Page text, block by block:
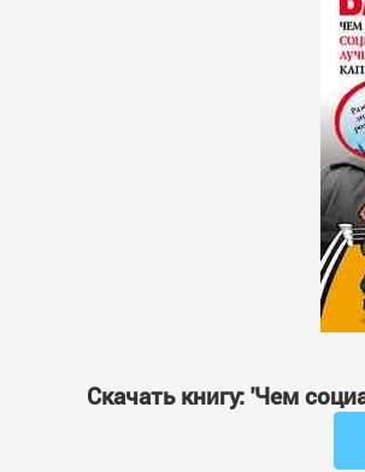
Скачать книгу: 'Чем